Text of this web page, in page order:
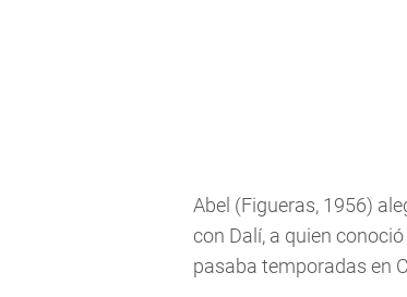
Abel (Figueras, 1956)
con Dalí, a quien
pasaba temporadas en